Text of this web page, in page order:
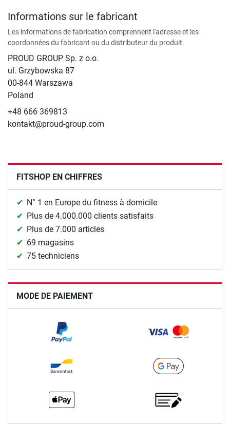
Informations sur le fabricant
Les informations de fabrication comprennent l'adresse et les
coordonnées du fabricant ou du distributeur du produit.
PROUD GROUP Sp. z o.o.
ul. Grzybowska 87
00-844 Warszawa
Poland
+48 666 369813
kontakt@proud-group.com
FITSHOP EN CHIFFRES
N° 1 en Europe du fitness à domicile
Plus de 4.000.000 clients satisfaits
Plus de 7.000 articles
69 magasins
75 techniciens
MODE DE PAIEMENT